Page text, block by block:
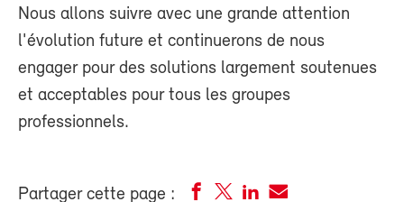
Nous allons suivre avec une grande attention
l'évolution future et continuerons de nous
engager pour des solutions largement soutenues
et acceptables pour tous les groupes
professionnels.
Partager cette page :